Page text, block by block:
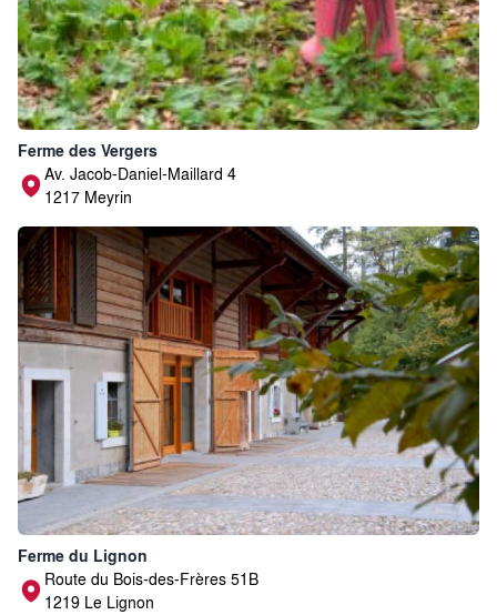
Ferme des Vergers
Av. Jacob-Daniel-Maillard 4
1217 Meyrin
Ferme du Lignon
Route du Bois-des-Frères 51B
1219 Le Lignon